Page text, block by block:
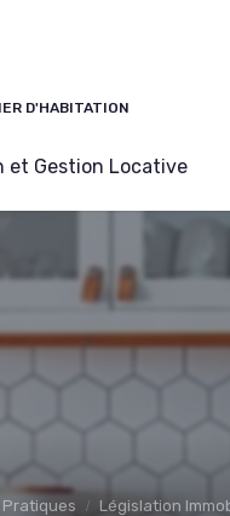
D'HABITATION
et Gestion Locative
Législation